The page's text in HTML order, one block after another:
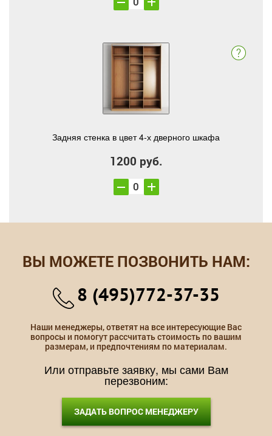
Задняя стенка в цвет 4-х дверного шкафа
1200 руб.
ВЫ МОЖЕТЕ ПОЗВОНИТЬ НАМ:
8 (495)772-37-35
Наши менеджеры, ответят на все интересующие Вас
вопросы и помогут рассчитать стоимость по вашим
размерам, и предпочтениям по материалам.
Или отправьте заявку, мы сами Вам
перезвоним:
ЗАДАТЬ ВОПРОС МЕНЕДЖЕРУ